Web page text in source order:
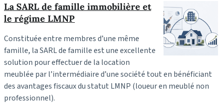
La SARL de famille immobilière et
le régime LMNP
Constituée entre membres d’une même
famille, la SARL de famille est une excellente
solution pour effectuer de la location
meublée par l’intermédiaire d’une société tout en bénéficiant
des avantages fiscaux du statut LMNP (loueur en meublé non
professionnel).